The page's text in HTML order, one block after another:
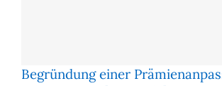
Begründung einer